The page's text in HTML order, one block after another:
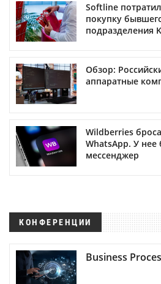
Softline
покупку
подразделения
Обзор:
аппаратные
Wildberries
WhatsApp. У нее
мессенджер
КОНФЕРЕНЦИИ
Business